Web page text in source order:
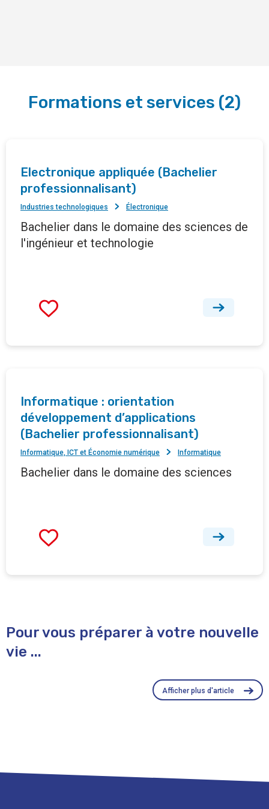
Formations et services (2)
Electronique appliquée (Bachelier
professionnalisant)
Industries technologiques Électronique
Bachelier dans le domaine des sciences de
l'ingénieur et technologie
Informatique : orientation
développement d’applications
(Bachelier professionnalisant)
Informatique, ICT et Économie numérique Informatique
Bachelier dans le domaine des sciences
Pour vous préparer à votre nouvelle
vie ...
Afficher plus d'article